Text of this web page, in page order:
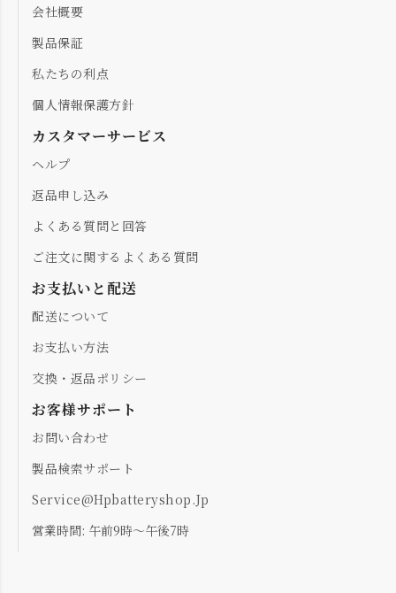
会社概要
製品保証
私たちの利点
個人情報保護方針
カスタマーサービス
ヘルプ
返品申し込み
よくある質問と回答
ご注文に関するよくある質問
お支払いと配送
配送について
お支払い方法
交換・返品ポリシー
お客様サポート
お問い合わせ
製品検索サポート
Service@hpbatteryshop.jp
営業時間: 午前9時～午後7時